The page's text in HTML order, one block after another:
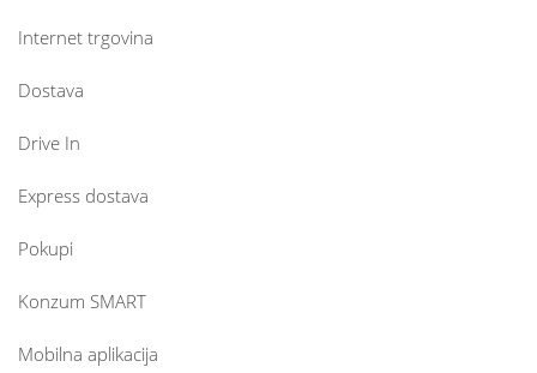
Internet trgovina
Dostava
Drive In
Express dostava
Pokupi
Konzum SMART
Mobilna aplikacija